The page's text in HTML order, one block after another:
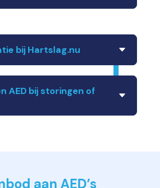
bij Hartslag.nu
AED bij storingen of
aan AED’s